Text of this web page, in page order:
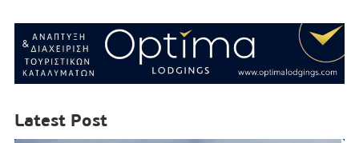
Latest Post